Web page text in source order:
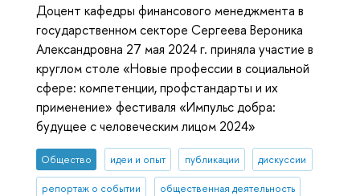
Доцент кафедры финансового менеджмента в
государственном секторе Сергеева Вероника
Александровна 27 мая 2024 г. приняла участие в
круглом столе «Новые профессии в социальной
сфере: компетенции, профстандарты и их
применение» фестиваля «Импульс добра:
будущее с человеческим лицом 2024»
Общество идеи и опыт публикации дискуссии
репортаж о событии общественная деятельность